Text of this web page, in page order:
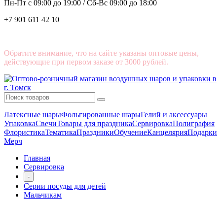
Пн-Пт с 09:00 до 19:00 /Сб-Вс 09:00 до 18:00
+7 901 611 42 10
Обратите внимание, что на сайте указаны оптовые цены,
действующие при первом заказе от 3000 рублей.
Латексные шарыФольгированные шарыГелий и аксессуары
УпаковкаСвечиТовары для праздникаСервировкаПолиграфия
ФлористикаТематикаПраздникиОбучениеКанцелярияПодарки
Мерч
Главная
Сервировка
-
Серии посуды для детей
Мальчикам